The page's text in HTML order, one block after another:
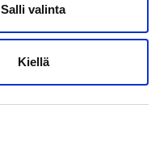
Salli valinta
Kiellä